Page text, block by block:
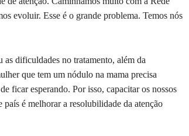
evoluir. Esse é o grande problema. Temos nós
dificuldades no tratamento, além da
que tem um nódulo na mama precisa
ficar esperando. Por isso, capacitar os nossos
é melhorar a resolubilidade da atenção